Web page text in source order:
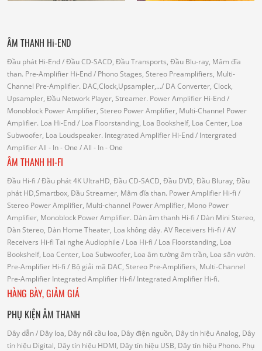
ÂM THANH Hi-END
Đầu phát Hi-End/ Đầu CD-SACD, Đầu Transports, Đầu Blu-ray, Mâm đĩa
than. Pre-Amplifier Hi-End/ Phono Stages, Stereo Preamplifiers, Multi-
Channel Pre-Amplifier. DAC,Clock,Upsampler,.../ DA Converter, Clock,
Upsampler, Đầu Network Player, Streamer. Power Amplifier Hi-End/
Monoblock Power Amplifier, Stereo Power Amplifier, Multi-Channel Power
Amplifier. Loa Hi-End/ Loa Floorstanding, Loa Bookshelf, Loa Center, Loa
Subwoofer, Loa Loudspeaker. Integrated Amplifier Hi-End/ Intergrated
AmplifierAll - In - One / All - In - One
ÂM THANH HI-FI
Đầu Hi-fi / Đầu phát 4K UltraHD, Đầu CD-SACD, Đầu DVD, Đầu Bluray, Đầu
phát HD,Smartbox, Đầu Streamer, Mâm đĩa than. Power Amplifier Hi-fi /
Stereo Power Amplifier, Multi-channel Power Amplifier, Mono Power
Amplifier, Monoblock Power Amplifier. Dàn âm thanh Hi-fi / Dàn Mini Stereo,
Dàn Stereo, Dàn Home Theater, Loa không dây. AV Receivers Hi-fi / AV
Receivers Hi-fi Tai nghe Audiophile / Loa Hi-fi / Loa Floorstanding, Loa
Bookshelf, Loa Center, Loa Subwoofer, Loa âm tường âm trần, Loa sân vườn.
Pre-Amplifier Hi-fi / Bộ giải mã DAC, Stereo Pre-Amplifiers, Multi-Channel
Pre-Amplifier Integrated Amplifier Hi-fi/ Integrated Amplifier Hi-fi.
HÀNG BÀY, GIẢM GIÁ
PHỤ KIỆN ÂM THANH
Dây dẫn/ Dây loa, Dây nối cầu loa, Dây điện nguồn, Dây tín hiệu Analog, Dây
tín hiệu Digital, Dây tín hiệu HDMI, Dây tín hiệu USB, Dây tín hiệu Phono. Phụ